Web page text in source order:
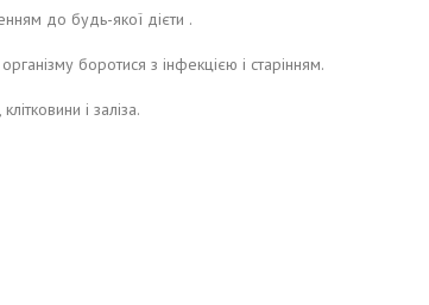
до будь-якої дієти .
боротися з інфекцією і старінням.
і заліза.